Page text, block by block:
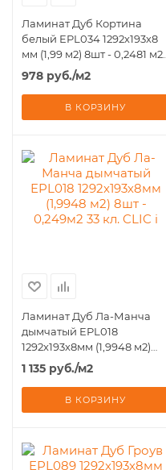
Ламинат Дуб Кортина
белый EPL034 1292х193х8
мм (1,99 м2) 8шт - 0,2481 м2
32 класс
978 руб./м2
В КОРЗИНУ
Ламинат Дуб Ла-Манча
дымчатый EPL018
1292х193х8мм (1,9948 м2)
8шт - 0,249м2 33 кл. CLIC i
1 135 руб./м2
В КОРЗИНУ